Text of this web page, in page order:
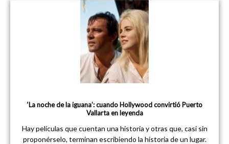
‘La noche de la iguana’: cuando Hollywood convirtió Puerto
Vallarta en leyenda
Hay películas que cuentan una historia y otras que, casi sin
proponérselo, terminan escribiendo la historia de un lugar.